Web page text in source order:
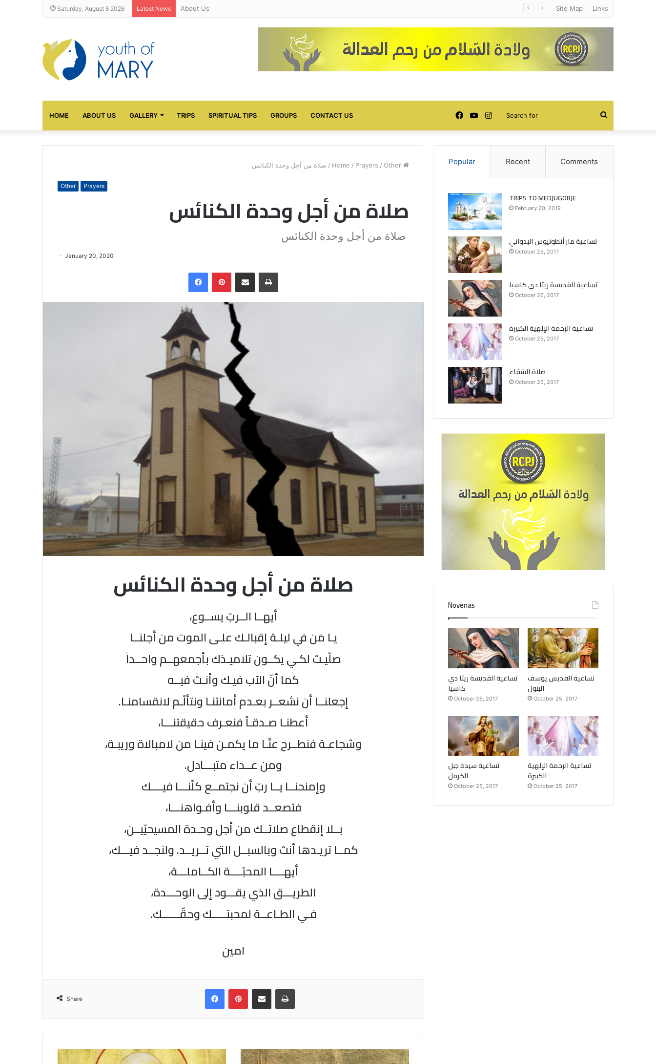
Saturday, August 8 2026 Latest News About Us Site Map Links
HOME ABOUT US GALLERY TRIPS SPIRITUAL TIPS GROUPS CONTACT US Search
for
Instagram
YouTube
Facebook
/ Prayers / Other
/ صلاة من أجل وحدة الكنائس
Other Prayers
صلاة من أجل وحدة الكنائس
January 20, 2020
FacebookPinterestShare via Email Print
صلاة من أجل وحدة الكنائس
أيهــا الــربّ يســوع،
يـا مَن في ليلـة إقبالـك علـى الموت من أجلنــا
صلّيـتَ لكـي يكــون تلاميـذك بأجمعهــم واحــداً
كما أنّ الآب فيـك وأنـتََ فيــه
إجعلنــا أن نشعــر بعـدم أمانتنـا ونتألّـم لانقسامنـا.
أعطنـا صـدقـاً فنعـرف حقيقتنـــا،
وشجاعـة فنطــرح عنّـا ما يكمـن فينـا من لامبالاة وريبـة،
ومن عــداء متبـــادل.
وإمنحنــا يــا ربّ أن نجتمــع كلّنـــا فيــــك
فتصعــد قلوبنـــا وأفـواهنـــا،
بــلا إنقطاع صلاتــك من أجل وحـدة المسيحيّيــن،
كمــا تريـدها أنتَ وبالسبــل التي تــريــد. ولنجــد فيـــك،
أيهــــا المحبّــــة الكــاملـــة،
الطريـــق الذي يقـــود إلى الوحـــدة،
فـي الطـاعــة لمحبتـــــك وحقّــــــك.
امين
Share
FacebookPinterestShare via Email Print
Popular Recent Comments
TRIPS TO MEDJUGORJE
February 20, 2019
تساعية مار أنطونيوس البدواني
October 25, 2017
تساعية القديسة ريتا دي كاسيا
October 26, 2017
تساعية الرحمة الإلهية الكبيرة
October 25, 2017
صلاة الشفاء
October 25, 2017
Novenas
تساعية القديسة ريتا دي
كاسيا
October 26, 2017
تساعية القديس يوسف
البتول
October 25, 2017
تساعية سيدة جبل
الكرمل
October 25, 2017
تساعية الرحمة الإلهية
الكبيرة
October 25, 2017